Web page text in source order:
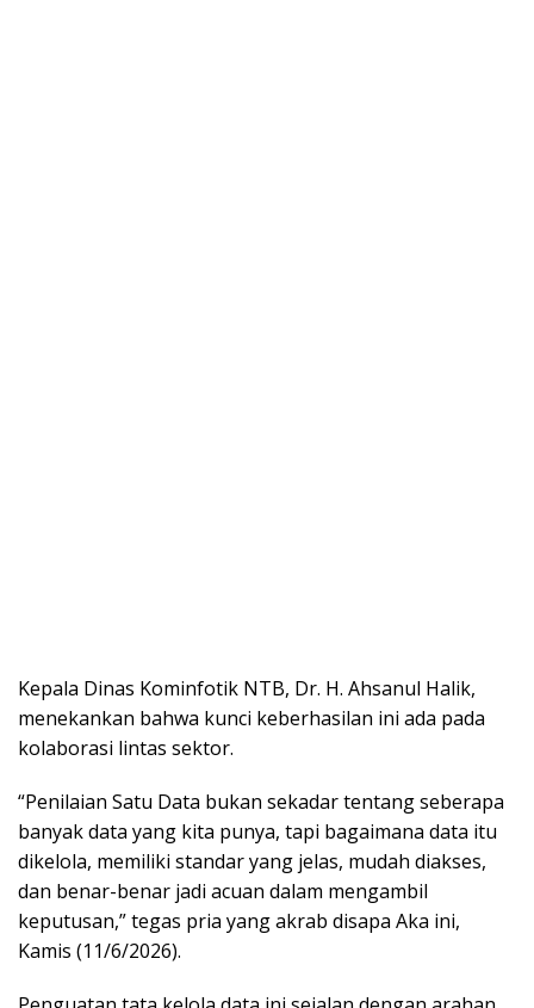
Kepala Dinas Kominfotik NTB, Dr. H. Ahsanul Halik,
menekankan bahwa kunci keberhasilan ini ada pada
kolaborasi lintas sektor.
“Penilaian Satu Data bukan sekadar tentang seberapa
banyak data yang kita punya, tapi bagaimana data itu
dikelola, memiliki standar yang jelas, mudah diakses,
dan benar-benar jadi acuan dalam mengambil
keputusan,” tegas pria yang akrab disapa Aka ini,
Kamis (11/6/2026).